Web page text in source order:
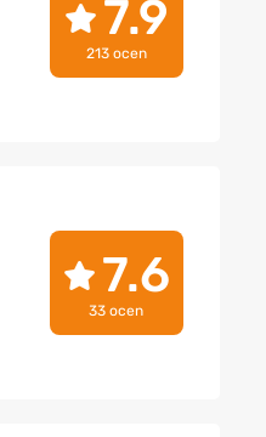
7.9
213 ocen
7.6
33 ocen